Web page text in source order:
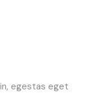
egestas eget